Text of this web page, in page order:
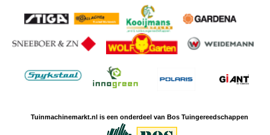
Tuinmachinemarkt.nl is een onderdeel van Bos Tuingereedschappen